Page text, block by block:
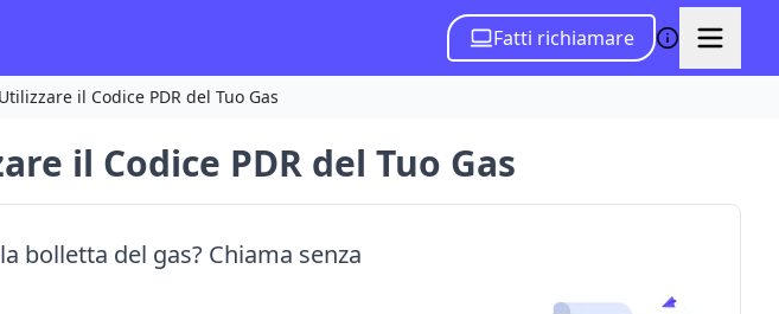
Fatti richiamare
il Codice PDR del Tuo Gas
il Codice PDR del Tuo Gas
bolletta del gas? Chiama senza